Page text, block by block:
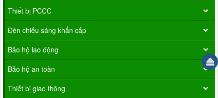
Thiết bị PCCC
Đèn chiếu sáng khẩn cấp
Bảo hộ lao động
Bảo hộ an toàn
Thiết bị giao thông